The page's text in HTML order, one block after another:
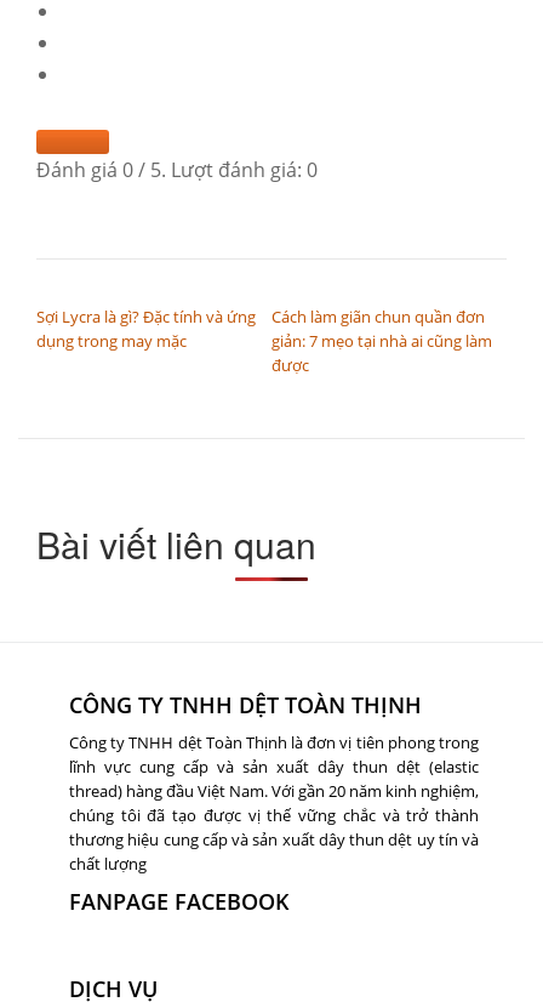
Đánh giá 0/ 5. Lượt đánh giá: 0
Sợi Lycra là gì? Đặc tính và ứng
dụng trong may mặc
Cách làm giãn chun quần đơn
giản: 7 mẹo tại nhà ai cũng làm
được
Bài viết liên quan
CÔNG TY TNHH DỆT TOÀN THỊNH
Công ty TNHH dệt Toàn Thịnh là đơn vị tiên phong trong
lĩnh vực cung cấp và sản xuất dây thun dệt (elastic
thread) hàng đầu Việt Nam. Với gần 20 năm kinh nghiệm,
chúng tôi đã tạo được vị thế vững chắc và trở thành
thương hiệu cung cấp và sản xuất dây thun dệt uy tín và
chất lượng
FANPAGE FACEBOOK
DỊCH VỤ